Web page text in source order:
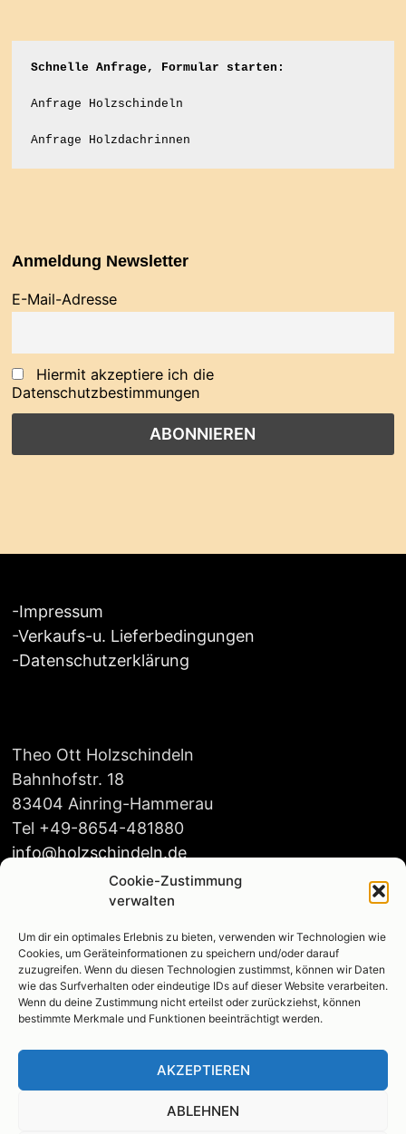
Cookie-Zustimmung
verwalten
Um dir ein optimales Erlebnis zu bieten, verwenden wir Technologien wie
Cookies, um Geräteinformationen zu speichern und/oder darauf
zuzugreifen. Wenn du diesen Technologien zustimmst, können wir Daten
wie das Surfverhalten oder eindeutige IDs auf dieser Website verarbeiten.
Wenn du deine Zustimmung nicht erteilst oder zurückziehst, können
bestimmte Merkmale und Funktionen beeinträchtigt werden.
AKZEPTIEREN
ABLEHNEN
Schnelle Anfrage, Formular starten:
Anfrage Holzschindeln
Anfrage Holzdachrinnen
Anmeldung Newsletter
E-Mail-Adresse
Hiermit akzeptiere ich die
Datenschutzbestimmungen
-Impressum
-Verkaufs-u. Lieferbedingungen
-Datenschutzerklärung
Theo Ott Holzschindeln
Bahnhofstr. 18
83404 Ainring-Hammerau
Tel +49-8654-481880
info@holzschindeln.de
Öffnungszeiten:
Mo-Do 8:00-16:00
Fr. 8:00-14:00
Das Team